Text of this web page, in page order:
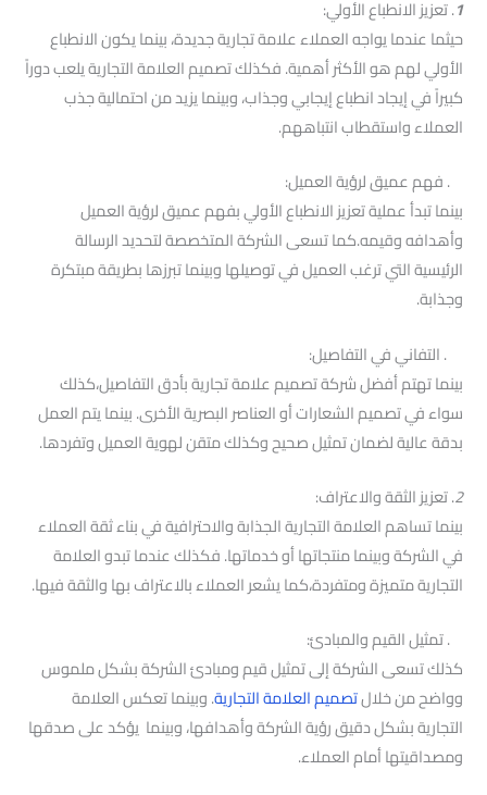
1. تعزيز الانطباع الأولي:
حيثما عندما يواجه العملاء علامة تجارية جديدة، بينما يكون الانطباع
الأولي لهم هو الأكثر أهمية. فكذلك تصميم العلامة التجارية يلعب دوراً
كبيراً في إيجاد انطباع إيجابي وجذاب، وبينما يزيد من احتمالية جذب
العملاء واستقطاب انتباههم.
. فهم عميق لرؤية العميل:
بينما تبدأ عملية تعزيز الانطباع الأولي بفهم عميق لرؤية العميل
وأهدافه وقيمه.كما تسعى الشركة المتخصصة لتحديد الرسالة
الرئيسية التي ترغب العميل في توصيلها وبينما تبرزها بطريقة مبتكرة
وجذابة.
. التفاني في التفاصيل:
بينما تهتم أفضل شركة تصميم علامة تجارية بأدق التفاصيل،كذلك
سواء في تصميم الشعارات أو العناصر البصرية الأخرى. بينما يتم العمل
بدقة عالية لضمان تمثيل صحيح وكذلك متقن لهوية العميل وتفردها.
2. تعزيز الثقة والاعتراف:
بينما تساهم العلامة التجارية الجذابة والاحترافية في بناء ثقة العملاء
في الشركة وبينما منتجاتها أو خدماتها. فكذلك عندما تبدو العلامة
التجارية متميزة ومتفردة،كما يشعر العملاء بالاعتراف بها والثقة فيها.
. تمثيل القيم والمبادئ:
كذلك تسعى الشركة إلى تمثيل قيم ومبادئ الشركة بشكل ملموس
وواضح من خلالتصميم العلامة التجارية. وبينما تعكس العلامة
التجارية بشكل دقيق رؤية الشركة وأهدافها، وبينما يؤكد على صدقها
ومصداقيتها أمام العملاء.